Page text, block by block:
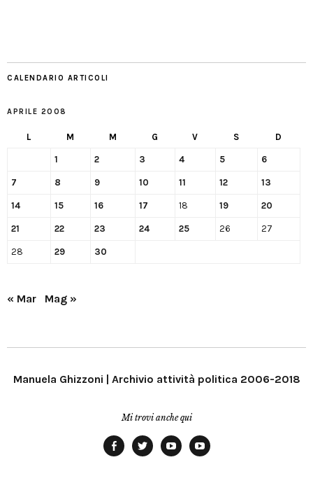
CALENDARIO ARTICOLI
APRILE 2008
L M M G V S D
1 2 3 4 5 6
7 8 9 10 11 12 13
14 15 16 17 18 19 20
21 22 23 24 25 26 27
28 29 30
« Mar Mag »
Manuela Ghizzoni | Archivio attività politica 2006-2018
Mi trovi anche qui